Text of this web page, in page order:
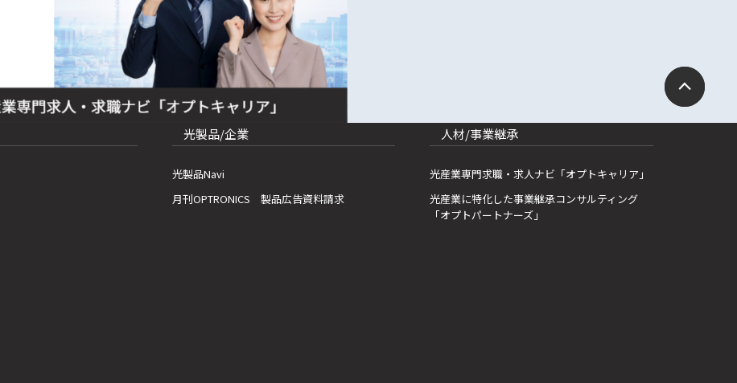
光製品/企業
光製品Navi
月刊OPTRONICS 製品広告資料請求
人材/事業継承
光産業専門求職・求人ナビ「オプトキャリア」
光産業に特化した事業継承コンサルティング
「オプトパートナーズ」